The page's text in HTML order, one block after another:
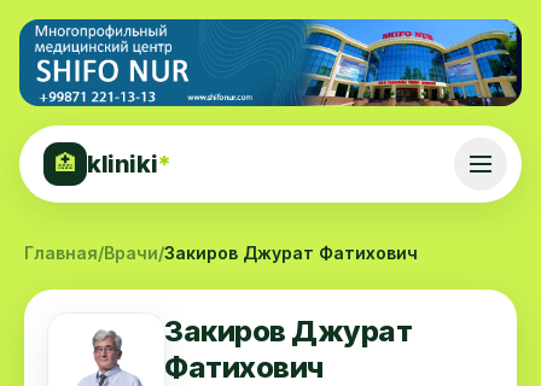
🏥 kliniki*
Главная/Врачи/Закиров Джурат Фатихович
Закиров Джурат
Фатихович